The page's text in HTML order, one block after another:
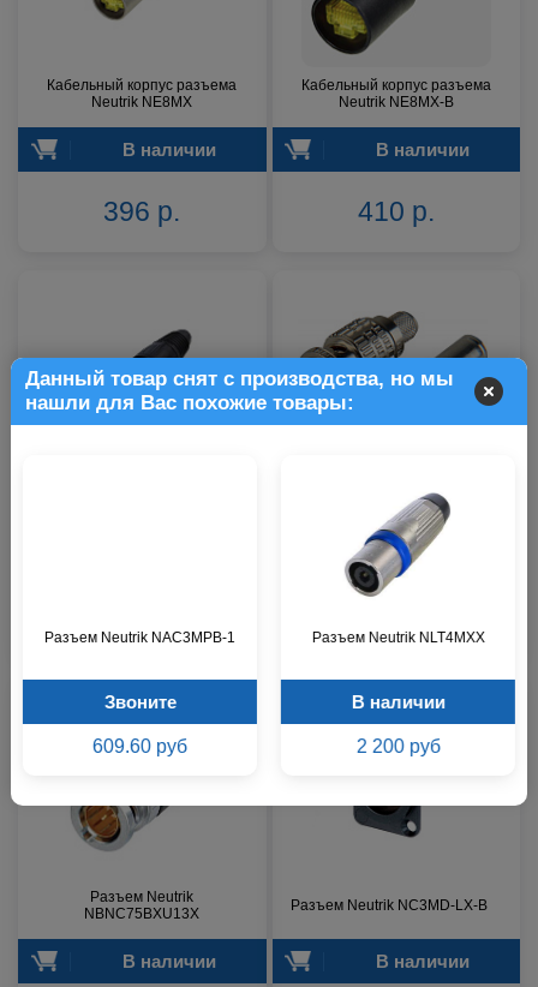
Данный товар снят с производства, но мы
нашли для Вас похожие товары:
Разъем Neutrik NAC3MPB-1
Звоните
609.60 руб
Разъем Neutrik NLT4MXX
В наличии
2 200 руб
Кабельный корпус разъема
Neutrik NE8MX
В наличии
396 р.
Кабельный корпус разъема
Neutrik NE8MX-B
В наличии
410 р.
Разъём Canare BCP-D55UHD
В наличии
Разъем Neutrik
NBNC75BXU13X
В наличии
Разъем Neutrik NC3MD-LX-B
В наличии